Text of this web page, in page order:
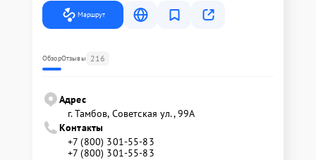
Маршрут
ОбзорОтзывы 216
Адрес
г. Тамбов, Советская ул., 99А
Контакты
+7 (800) 301-55-83
+7 (800) 301-55-83